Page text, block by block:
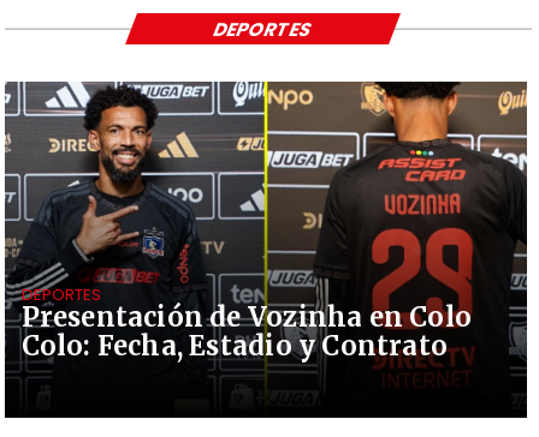
Presentación de Vozinha en Colo
Colo: Fecha, Estadio y Contrato
DEPORTES
DEPORTES